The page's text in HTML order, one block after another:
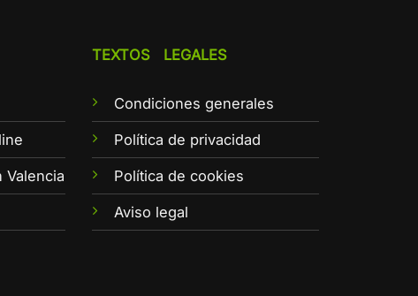
Valencia
TEXTOS LEGALES
Condiciones generales
Política de privacidad
Política de cookies
Aviso legal